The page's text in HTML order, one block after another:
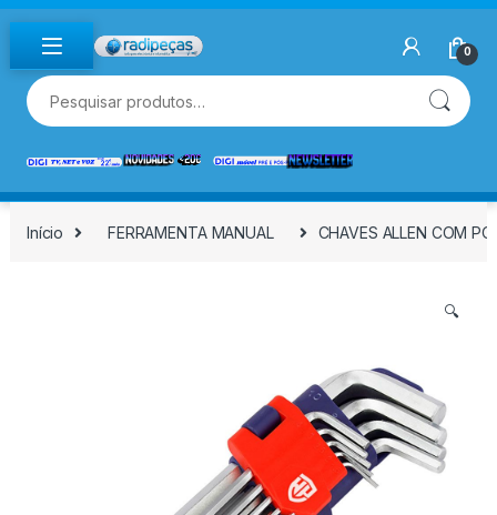
Skip to navigation
Skip to content
0
Pesquisar por:
Início FERRAMENTA MANUAL CHAVES ALLEN COM
🔍